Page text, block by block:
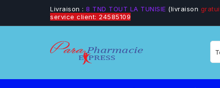
Livraison : 8 TND TOUT LA TUNISIE (livraison
service client: 24585109